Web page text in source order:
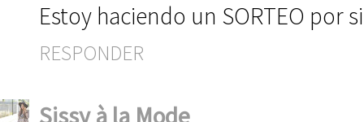
Estoy haciendo un SORTEO por
RESPONDER